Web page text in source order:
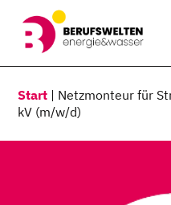
Start | Netzmonteur für
kV (m/w/d)